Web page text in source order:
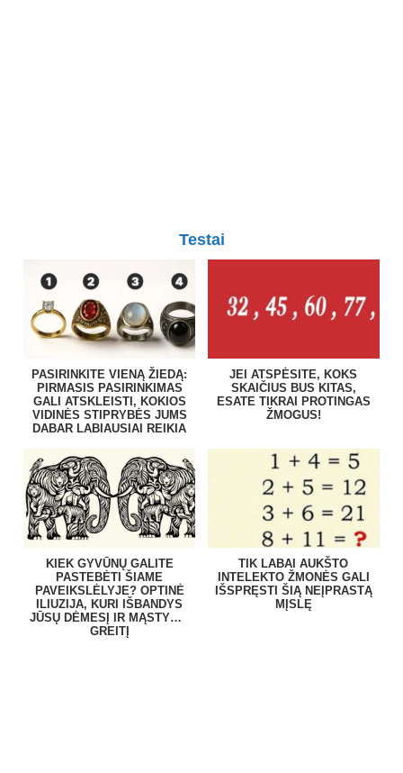
Testai
PASIRINKITE VIENĄ ŽIEDĄ:
PIRMASIS PASIRINKIMAS
GALI ATSKLEISTI, KOKIOS
VIDINĖS STIPRYBĖS JUMS
DABAR LABIAUSIAI REIKIA
JEI ATSPĖSITE, KOKS
SKAIČIUS BUS KITAS,
ESATE TIKRAI PROTINGAS
ŽMOGUS!
KIEK GYVŪNŲ GALITE
PASTEBĖTI ŠIAME
PAVEIKSLĖLYJE? OPTINĖ
ILIUZIJA, KURI IŠBANDYS
JŪSŲ DĖMESĮ IR MĄSTYMO
GREITĮ
TIK LABAI AUKŠTO
INTELEKTO ŽMONĖS GALI
IŠSPRĘSTI ŠIĄ NEĮPRASTĄ
MĮSLĘ